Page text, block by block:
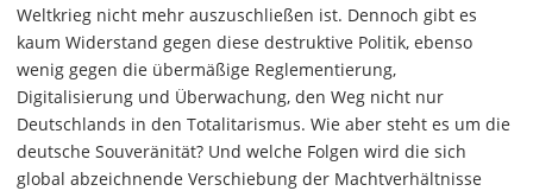
Weltkrieg nicht mehr auszuschließen ist. Dennoch gibt es
kaum Widerstand gegen diese destruktive Politik, ebenso
wenig gegen die übermäßige Reglementierung,
Digitalisierung und Überwachung, den Weg nicht nur
Deutschlands in den Totalitarismus. Wie aber steht es um die
deutsche Souveränität? Und welche Folgen wird die sich
global abzeichnende Verschiebung der Machtverhältnisse